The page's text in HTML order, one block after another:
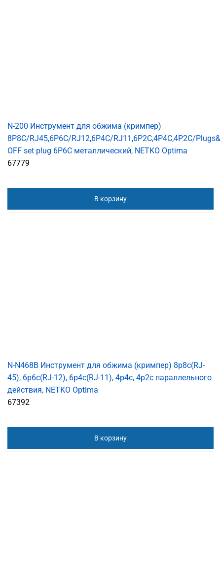
N-200 Инструмент для обжима (кримпер)
8P8C/RJ45,6P6C/RJ12,6P4C/RJ11,6P2C,4P4C,4P2C/
OFF set plug 6P6C металлический, NETKO Optima
67779
В корзину
N-N468B Инструмент для обжима (кримпер) 8p8c(RJ-
45), 6p6c(RJ-12), 6p4c(RJ-11), 4p4c, 4р2с параллельного
действия, NETKO Optima
67392
В корзину